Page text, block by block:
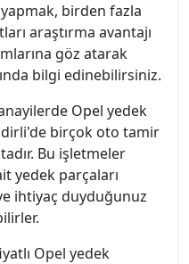
birden fazla
araştırma avantajı
göz atarak
bilgi edinebilirsiniz.
Opel yedek
birçok oto tamir
Bu işletmeler
yedek parçaları
ihtiyaç duyduğunuz
Opel yedek